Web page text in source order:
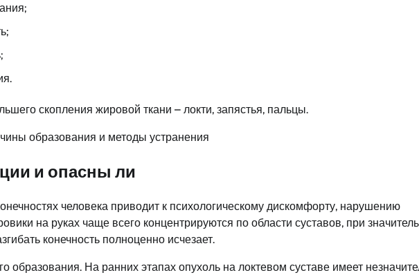
скопления жировой ткани – локти, запястья, пальцы.
и опасны ли
человека приводит к психологическому дискомфорту, нарушению
на руках чаще всего концентрируются по области суставов, при
конечность полноценно исчезает.
образования. На ранних этапах опухоль на локтевом суставе имеет